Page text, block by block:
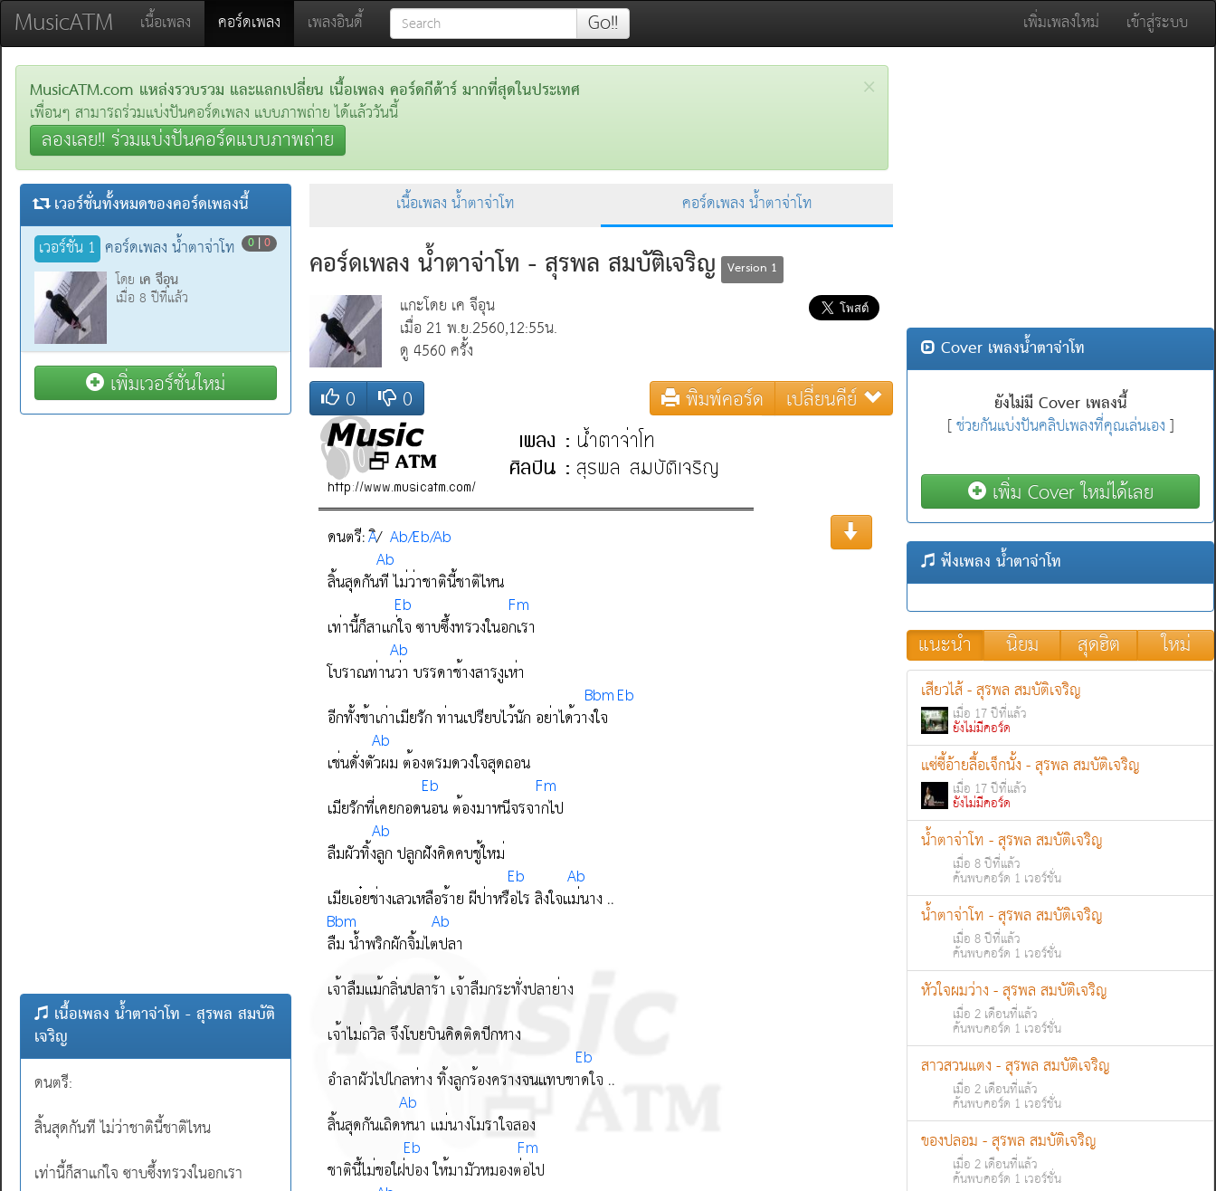
MusicATM เนื้อเพลง คอร์ดเพลง (current)
เพลงอินดี้ Go!! เพิ่มเพลงใหม่ เข้าสู่ระบบ
×
MusicATM.com แหล่งรวบรวม และแลกเปลี่ยน เนื้อเพลง คอร์ดกีต้าร์ มากที่สุดในประเทศ
เพื่อนๆ สามารถร่วมแบ่งปันคอร์ดเพลง แบบภาพถ่าย ได้แล้ววันนี้
ลองเลย!! ร่วมแบ่งปันคอร์ดแบบภาพถ่าย
เนื้อเพลง น้ำตาจ่าโท คอร์ดเพลง น้ำตาจ่าโท
คอร์ดเพลง น้ำตาจ่าโท - สุรพล สมบัติเจริญ Version 1
แกะโดย เค จีอุน
เมื่อ 21 พ.ย.2560,12:55น.
ดู 4560 ครั้ง
0 0 พิมพ์คอร์ด เปลี่ยนคีย์
เวอร์ชั่นทั้งหมดของคอร์ดเพลงนี้
เวอร์ชั่น 1 คอร์ดเพลง น้ำตาจ่าโท 0 |0
โดย เค จีอุน
เมื่อ 8 ปีที่แล้ว
เพิ่มเวอร์ชั่นใหม่
เนื้อเพลง น้ำตาจ่าโท - สุรพล สมบัติ
เจริญ
ดนตรี:
สิ้นสุดกันที ไม่ว่าชาตินี้ชาติไหน
เท่านี้ก็สาแก่ใจ ซาบซึ้งทรวงในอกเรา
Cover เพลงน้ำตาจ่าโท
ยังไม่มี Cover เพลงนี้
[ช่วยกันแบ่งปันคลิปเพลงที่คุณเล่นเอง]
เพิ่ม Cover ใหม่ได้เลย
ฟังเพลง น้ำตาจ่าโท
แนะนำ นิยม สุดฮิต ใหม่
เสียวไส้ - สุรพล สมบัติเจริญ
เมื่อ 17 ปีที่แล้ว
ยังไม่มีคอร์ด
แซ่ซี้อ้ายลื้อเจ็กนั้ง - สุรพล สมบัติเจริญ
เมื่อ 17 ปีที่แล้ว
ยังไม่มีคอร์ด
น้ำตาจ่าโท - สุรพล สมบัติเจริญ
เมื่อ 8 ปีที่แล้ว
ค้นพบคอร์ด 1 เวอร์ชั่น
น้ำตาจ่าโท - สุรพล สมบัติเจริญ
เมื่อ 8 ปีที่แล้ว
ค้นพบคอร์ด 1 เวอร์ชั่น
หัวใจผมว่าง - สุรพล สมบัติเจริญ
เมื่อ 2 เดือนที่แล้ว
ค้นพบคอร์ด 1 เวอร์ชั่น
สาวสวนแตง - สุรพล สมบัติเจริญ
เมื่อ 2 เดือนที่แล้ว
ค้นพบคอร์ด 1 เวอร์ชั่น
ของปลอม - สุรพล สมบัติเจริญ
เมื่อ 2 เดือนที่แล้ว
ค้นพบคอร์ด 1 เวอร์ชั่น